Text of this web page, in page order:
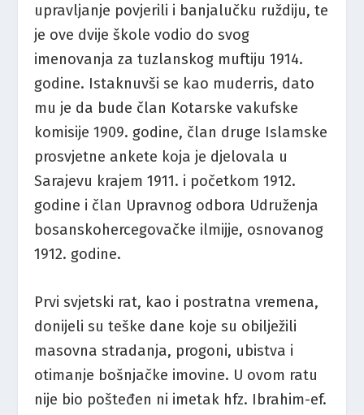
upravljanje povjerili i banjalučku ruždiju, te
je ove dvije škole vodio do svog
imenovanja za tuzlanskog muftiju 1914.
godine. Istaknuvši se kao muderris, dato
mu je da bude član Kotarske vakufske
komisije 1909. godine, član druge Islamske
prosvjetne ankete koja je djelovala u
Sarajevu krajem 1911. i početkom 1912.
godine i član Upravnog odbora Udruženja
bosanskohercegovačke ilmijje, osnovanog
1912. godine.
Prvi svjetski rat, kao i postratna vremena,
donijeli su teške dane koje su obilježili
masovna stradanja, progoni, ubistva i
otimanje bošnjačke imovine. U ovom ratu
nije bio pošteđen ni imetak hfz. Ibrahim-ef.